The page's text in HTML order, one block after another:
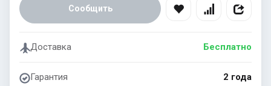
Сообщить
Доставка Бесплатно
Гарантия 2 года